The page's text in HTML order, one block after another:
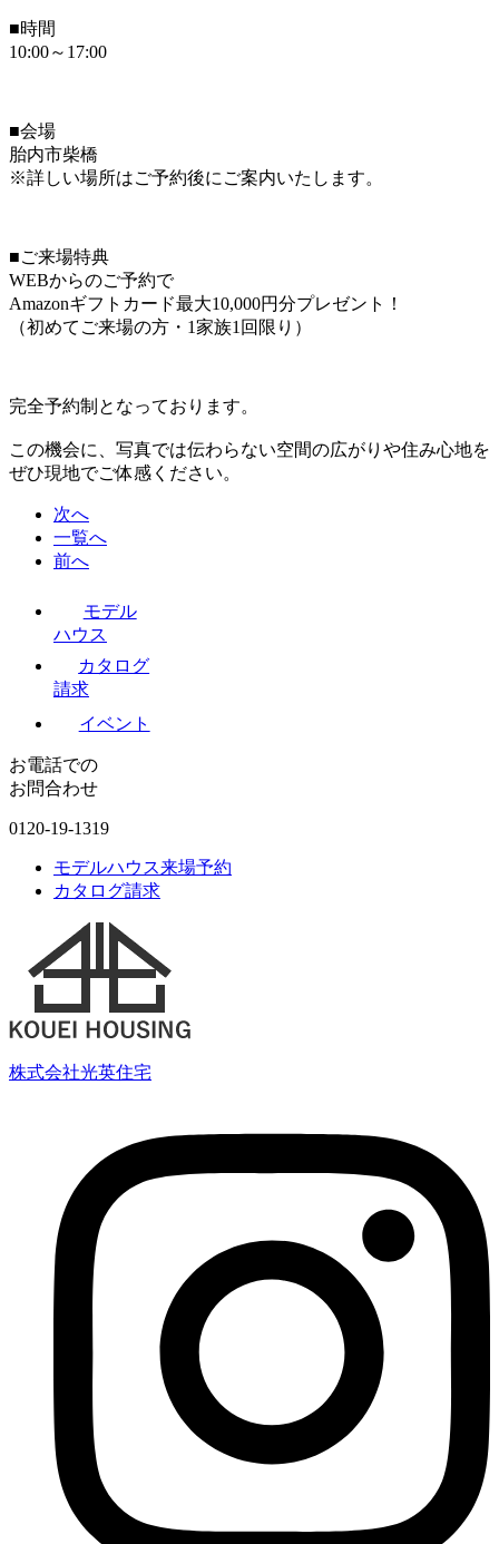
■時間
10:00～17:00
■会場
胎内市柴橋
※詳しい場所はご予約後にご案内いたします。
■ご来場特典
WEBからのご予約で
Amazonギフトカード最大10,000円分プレゼント！
（初めてご来場の方・1家族1回限り）
完全予約制となっております。
この機会に、写真では伝わらない空間の広がりや住み心地を
ぜひ現地でご体感ください。
次へ
一覧へ
前へ
モデル
ハウス
カタログ
請求
イベント
お電話での
お問合わせ
0120-19-1319
モデルハウス来場予約
カタログ請求
株式会社光英住宅